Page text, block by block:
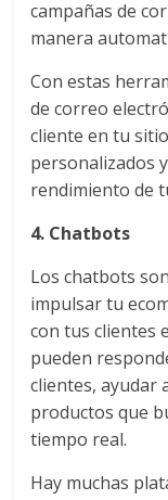
estratégica
versátil
del
Marketing
en
LATAM
Bitácora
de
Mercadeo
Interactivo,
Medios,
Publicidad,
Marketing,
Campañas
Agencias,
campañas de
manera
Con estas
de correo
cliente en tu
personalizados
rendimiento de
4. Chatbots
Los chatbots
impulsar tu
con tus clientes
pueden
clientes, ayudar
productos que
tiempo real.
Hay muchas